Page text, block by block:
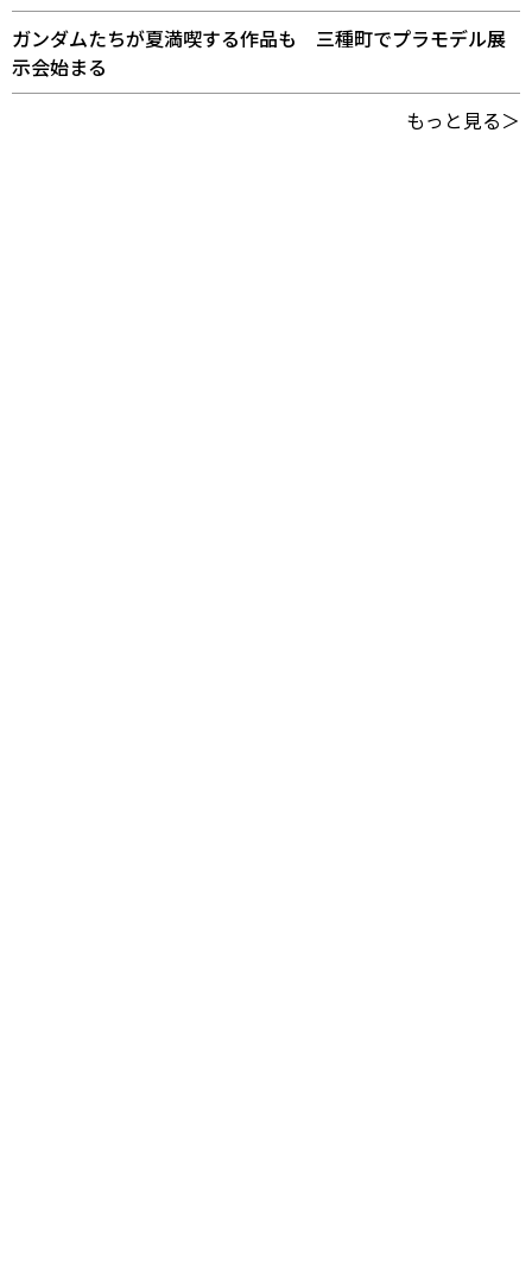
ガンダムたちが夏満喫する作品も 三種町でプラモデル展
示会始まる
もっと見る＞